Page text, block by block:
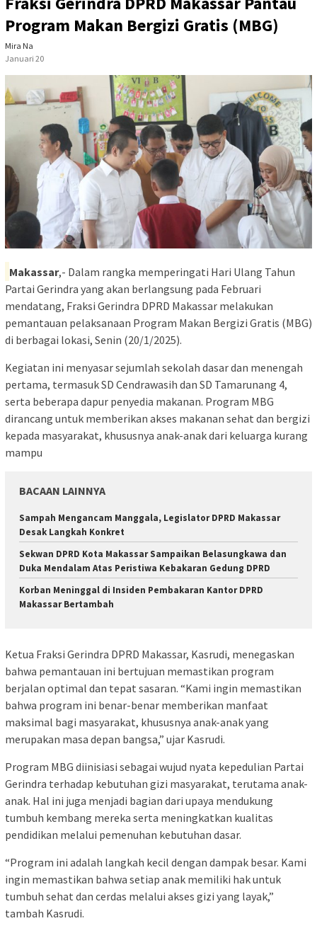
Program Makan Bergizi Gratis (MBG)
Mira Na
Januari 20
Makassar,- Dalam rangka memperingati Hari Ulang Tahun
Partai Gerindra yang akan berlangsung pada Februari
mendatang, Fraksi Gerindra DPRD Makassar melakukan
pemantauan pelaksanaan Program Makan Bergizi Gratis (MBG)
di berbagai lokasi, Senin (20/1/2025).
Kegiatan ini menyasar sejumlah sekolah dasar dan menengah
pertama, termasuk SD Cendrawasih dan SD Tamarunang 4,
serta beberapa dapur penyedia makanan. Program MBG
dirancang untuk memberikan akses makanan sehat dan bergizi
kepada masyarakat, khususnya anak-anak dari keluarga kurang
mampu
BACAAN LAINNYA
Sampah Mengancam Manggala, Legislator DPRD Makassar
Desak Langkah Konkret
Sekwan DPRD Kota Makassar Sampaikan Belasungkawa dan
Duka Mendalam Atas Peristiwa Kebakaran Gedung DPRD
Korban Meninggal di Insiden Pembakaran Kantor DPRD
Makassar Bertambah
Ketua Fraksi Gerindra DPRD Makassar, Kasrudi, menegaskan
bahwa pemantauan ini bertujuan memastikan program
berjalan optimal dan tepat sasaran. “Kami ingin memastikan
bahwa program ini benar-benar memberikan manfaat
maksimal bagi masyarakat, khususnya anak-anak yang
merupakan masa depan bangsa,” ujar Kasrudi.
Program MBG diinisiasi sebagai wujud nyata kepedulian Partai
Gerindra terhadap kebutuhan gizi masyarakat, terutama anak-
anak. Hal ini juga menjadi bagian dari upaya mendukung
tumbuh kembang mereka serta meningkatkan kualitas
pendidikan melalui pemenuhan kebutuhan dasar.
“Program ini adalah langkah kecil dengan dampak besar. Kami
ingin memastikan bahwa setiap anak memiliki hak untuk
tumbuh sehat dan cerdas melalui akses gizi yang layak,”
tambah Kasrudi.